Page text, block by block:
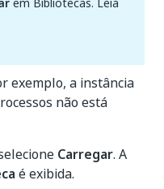
exemplo, a instância
não está
Carregar. A
é exibida.